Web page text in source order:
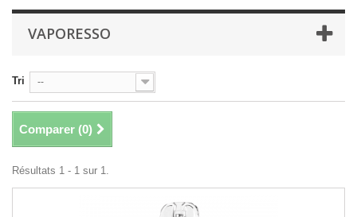
VAPORESSO
Tri --
Comparer (0)
Résultats 1 - 1 sur 1.